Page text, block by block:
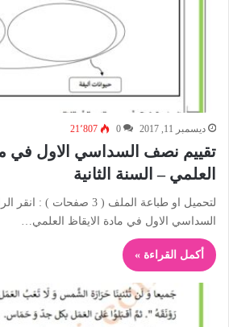
ديسمبر 11, 2017 0 21٬807
تقييم نصف السداسي الاول في
العلمي – السنة الثانية
لتحميل او طباعة الملف ( 3
السداسي الاول في مادة الايقاظ العلمي…
أكمل القراءة »